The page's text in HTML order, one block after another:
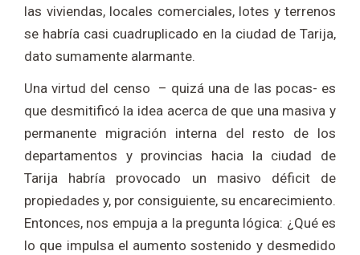
las viviendas, locales comerciales, lotes y terrenos
se habría casi cuadruplicado en la ciudad de Tarija,
dato sumamente alarmante.
Una virtud del censo – quizá una de las pocas- es
que desmitificó la idea acerca de que una masiva y
permanente migración interna del resto de los
departamentos y provincias hacia la ciudad de
Tarija habría provocado un masivo déficit de
propiedades y, por consiguiente, su encarecimiento.
Entonces, nos empuja a la pregunta lógica: ¿Qué es
lo que impulsa el aumento sostenido y desmedido